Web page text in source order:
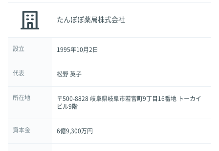
たんぽぽ薬局株式会社
設立 1995年10月2日
代表 松野 英子
所在地
〒500-8828 岐阜県岐阜市若宮町9丁目16番地 トーカイ
ビル9階
資本金 6億9,300万円